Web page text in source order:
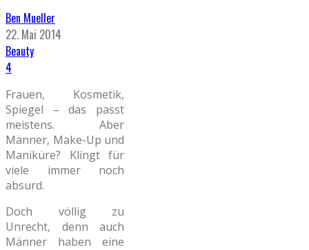
Ben Mueller
22. Mai 2014
Beauty
4
Frauen, Kosmetik,
Spiegel – das passt
meistens. Aber
Männer, Make-Up und
Maniküre? Klingt für
viele immer noch
absurd.
Doch völlig zu
Unrecht, denn auch
Männer haben eine